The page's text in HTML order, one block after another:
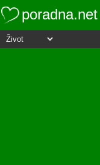
poradna.net